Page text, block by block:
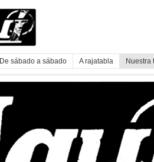
De sábado a sábado A rajatabla Nuestra